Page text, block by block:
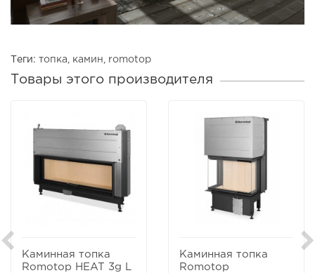
Теги: топка камин romotop
Товары этого производителя
Каминная топка
Romotop HEAT 3g L
Каминная топка
Romotop